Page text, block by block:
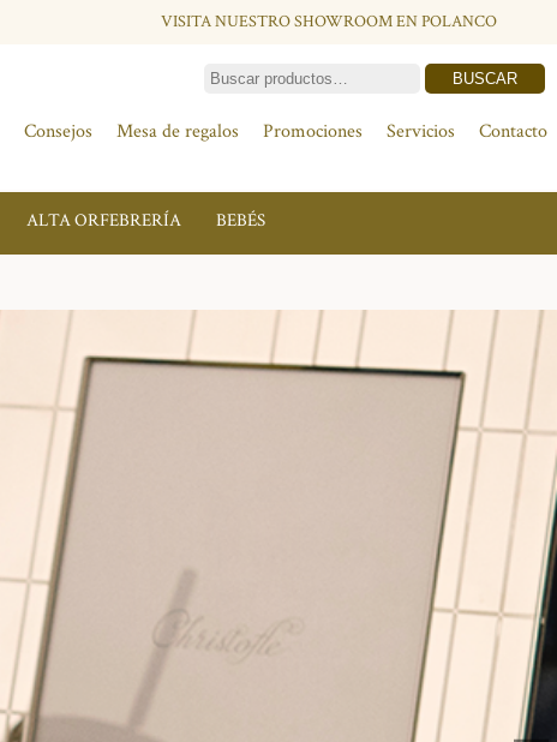
VISITA NUESTRO SHOWROOM EN POLANCO
BUSCAR
Consejos Mesa de regalos Promociones Servicios Contacto
ALTA ORFEBRERÍA BEBÉS